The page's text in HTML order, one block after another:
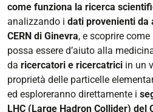
come funziona la ricerca
analizzando i dati provenienti da
CERN di Ginevra, e scoprire
possa essere d’aiuto alla
da ricercatori e ricercatrici in un
proprietà delle particelle
ed esploreranno direttamente i
LHC (Large Hadron Collider) del